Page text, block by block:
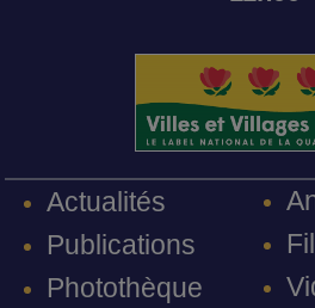
Actualités
Publications
Photothèque